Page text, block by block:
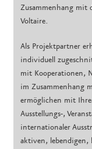
Zusammenhang mit
Voltaire.
Als Projektpartner
individuell
mit Kooperationen,
im Zusammenhang
ermöglichen mit
Ausstellungs-,
internationaler
aktiven,